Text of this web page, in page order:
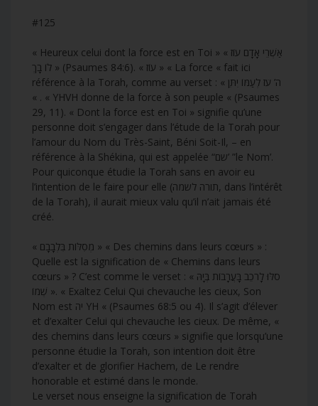
#125
« Heureux celui dont la force est en Toi » « אַשְׁרֵי אָדָם עוֹז
לוֹ בָךְ » (Psaumes 84:6). « עוֹז » « La force « fait ici
référence à la Torah, comme au verset : « ה’ עֹז לְעַמּוֹ יִתֵּן
« . « YHVH donne de la force à son peuple « (Psaumes
29, 11). « Dont la force est en Toi » signifie qu’une
personne doit s’engager dans l’étude de la Torah pour
l’amour du Nom du Très-Saint, Béni Soit-Il, – en
référence à la Shékina, qui est appelée “שם’ ”le Nom’.
Pour quiconque étudie la Torah sans en avoir eu
l’intention de le faire pour elle (תורה לשמה, dans l’intérêt
de la Torah), il aurait mieux valu qu’il n’ait jamais été
créé.
« מְסִלּוֹת בִּלְבָבָם » « Des chemins dans leurs cœurs » :
Quelle est la signification de « Chemins dans leurs
cœurs » ? C’est comme le verset : « סֹלּוּ לָרֹכֵב בָּעֲרָבוֹת בְּיָהּ
שְׁמוֹ ». « Exaltez Celui Qui chevauche les cieux, Son
Nom est יה YH « (Psaumes 68:5 ou 4). Il s’agit d’élever
et d’exalter Celui qui chevauche les cieux. De même, «
des chemins dans leurs cœurs » signifie que lorsqu’une
personne étudie la Torah, son intention doit être
d’exalter et de glorifier Hachem, de Le rendre
honorable et estimé dans le monde.
Le verset nous enseigne la signification de Torah